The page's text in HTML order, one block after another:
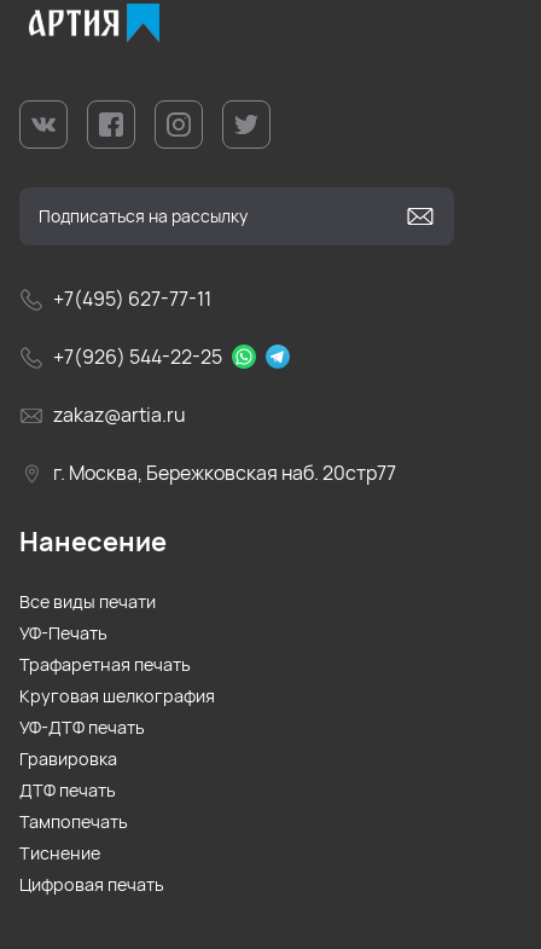
+7(495) 627-77-11
+7(926) 544-22-25
zakaz@artia.ru
г. Москва, Бережковская наб. 20стр77
Нанесение
Все виды печати
УФ-Печать
Трафаретная печать
Круговая шелкография
УФ-ДТФ печать
Гравировка
ДТФ печать
Тампопечать
Тиснение
Цифровая печать